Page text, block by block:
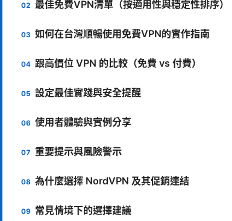
最佳免費VPN清單（按適用性與穩定性排序）
如何在台灣順暢使用免費VPN的實作指南
跟高價位 VPN 的比較（免費 vs 付費）
設定最佳實踐與安全提醒
使用者體驗與實例分享
重要提示與風險警示
為什麼選擇 NordVPN 及其促銷連結
常見情境下的選擇建議